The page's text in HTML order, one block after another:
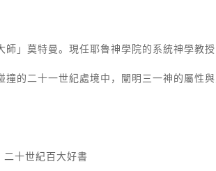
」莫特曼。現任耶魯神學院的系統神學教
的二十一世紀處境中，闡明三一神的屬性
二十世紀百大好書